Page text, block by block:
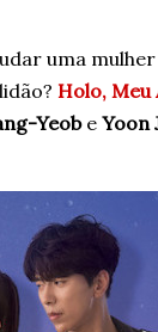
jornalismo .
uma
Holo,
Yeobe Yoon